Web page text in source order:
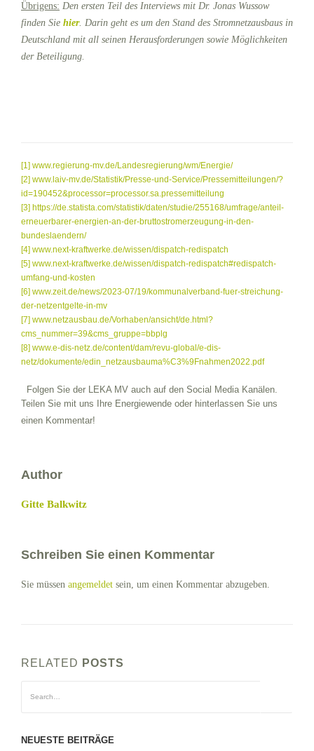
Übrigens: Den ersten Teil des Interviews mit Dr. Jonas Wussow
finden Sie hier. Darin geht es um den Stand des Stromnetzausbaus in
Deutschland mit all seinen Herausforderungen sowie Möglichkeiten
der Beteiligung.
[1] www.regierung-mv.de/Landesregierung/wm/Energie/
[2] www.laiv-mv.de/Statistik/Presse-und-Service/Pressemitteilungen/?
id=190452&processor=processor.sa.pressemitteilung
[3] https://de.statista.com/statistik/daten/studie/255168/umfrage/anteil-
erneuerbarer-energien-an-der-bruttostromerzeugung-in-den-
bundeslaendern/
[4] www.next-kraftwerke.de/wissen/dispatch-redispatch
[5] www.next-kraftwerke.de/wissen/dispatch-redispatch#redispatch-
umfang-und-kosten
[6] www.zeit.de/news/2023-07/19/kommunalverband-fuer-streichung-
der-netzentgelte-in-mv
[7] www.netzausbau.de/Vorhaben/ansicht/de.html?
cms_nummer=39&cms_gruppe=bbplg
[8] www.e-dis-netz.de/content/dam/revu-global/e-dis-
netz/dokumente/edin_netzausbauma%C3%9Fnahmen2022.pdf
Folgen Sie der LEKA MV auch auf den Social Media Kanälen.
Teilen Sie mit uns Ihre Energiewende oder hinterlassen Sie uns
einen Kommentar!
Author
Gitte Balkwitz
Schreiben Sie einen Kommentar
Sie müssen angemeldet sein, um einen Kommentar abzugeben.
RELATED POSTS
NEUESTE BEITRÄGE